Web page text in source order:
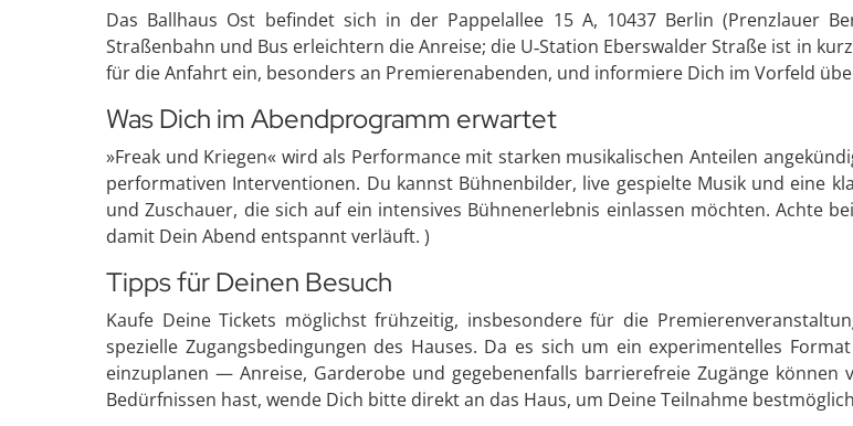
Das Ballhaus Ost befindet sich in der Pappelallee 15 A, 10437 Berlin (Prenzlauer
Straßenbahn und Bus erleichtern die Anreise; die U‑Station Eberswalder Straße ist in
für die Anfahrt ein, besonders an Premierenabenden, und informiere Dich im Vorfeld
Was Dich im Abendprogramm erwartet
»Freak und Kriegen« wird als Performance mit starken musikalischen Anteilen
performativen Interventionen. Du kannst Bühnenbilder, live gespielte Musik und eine
und Zuschauer, die sich auf ein intensives Bühnenerlebnis einlassen möchten. Achte
damit Dein Abend entspannt verläuft. )
Tipps für Deinen Besuch
Kaufe Deine Tickets möglichst frühzeitig, insbesondere für die
spezielle Zugangsbedingungen des Hauses. Da es sich um ein experimentelles
einzuplanen — Anreise, Garderobe und gegebenenfalls barrierefreie Zugänge
Bedürfnissen hast, wende Dich bitte direkt an das Haus, um Deine Teilnahme